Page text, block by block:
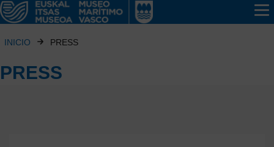
INICIO PRESS
PRESS